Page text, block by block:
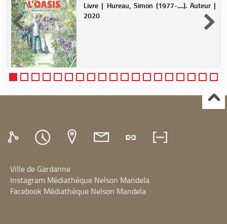
Livre | Hureau, Simon (1977-....). Auteur |
2020
Ville de Gardanne
Instagram Médiathèque Nelson Mandela
Facebook Médiathèque Nelson Mandela